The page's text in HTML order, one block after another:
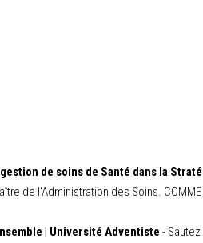
de soins de Santé dans la
de l'Administration des Soins. COMME
| Université Adventiste -